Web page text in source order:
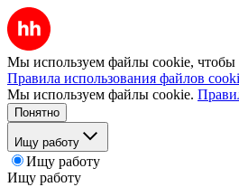
Мы используем файлы cookie, чтобы
Правила использования файлов
Мы используем файлы cookie.
Понятно
Ищу работу
Ищу работу
Ищу работу